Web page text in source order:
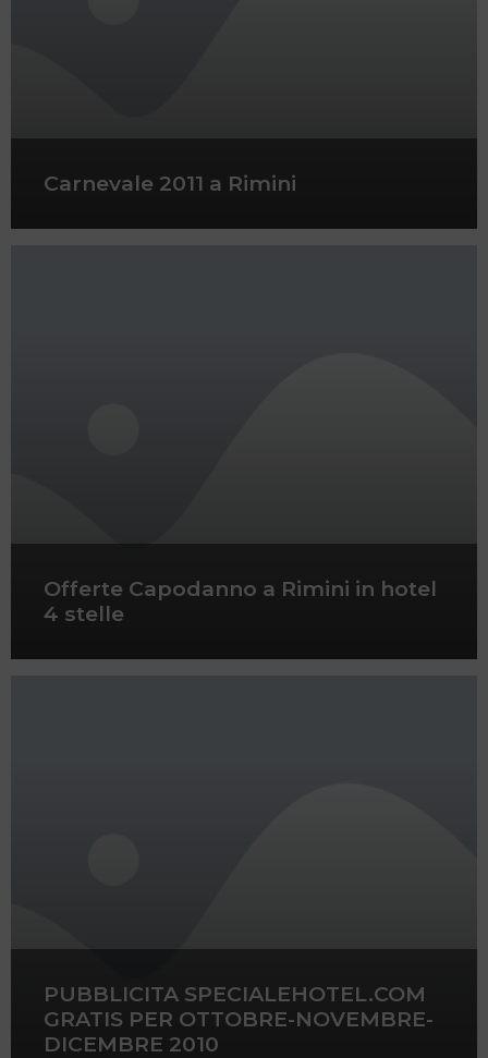
Carnevale 2011 a Rimini
Offerte Capodanno a Rimini in hotel
4 stelle
PUBBLICITA SPECIALEHOTEL.COM
GRATIS PER OTTOBRE-NOVEMBRE-
DICEMBRE 2010